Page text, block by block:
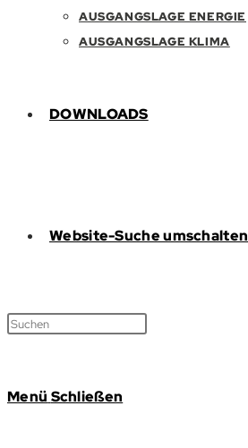
AUSGANGSLAGE ENERGIE
AUSGANGSLAGE KLIMA
DOWNLOADS
Website-Suche umschalten
Menü Schließen